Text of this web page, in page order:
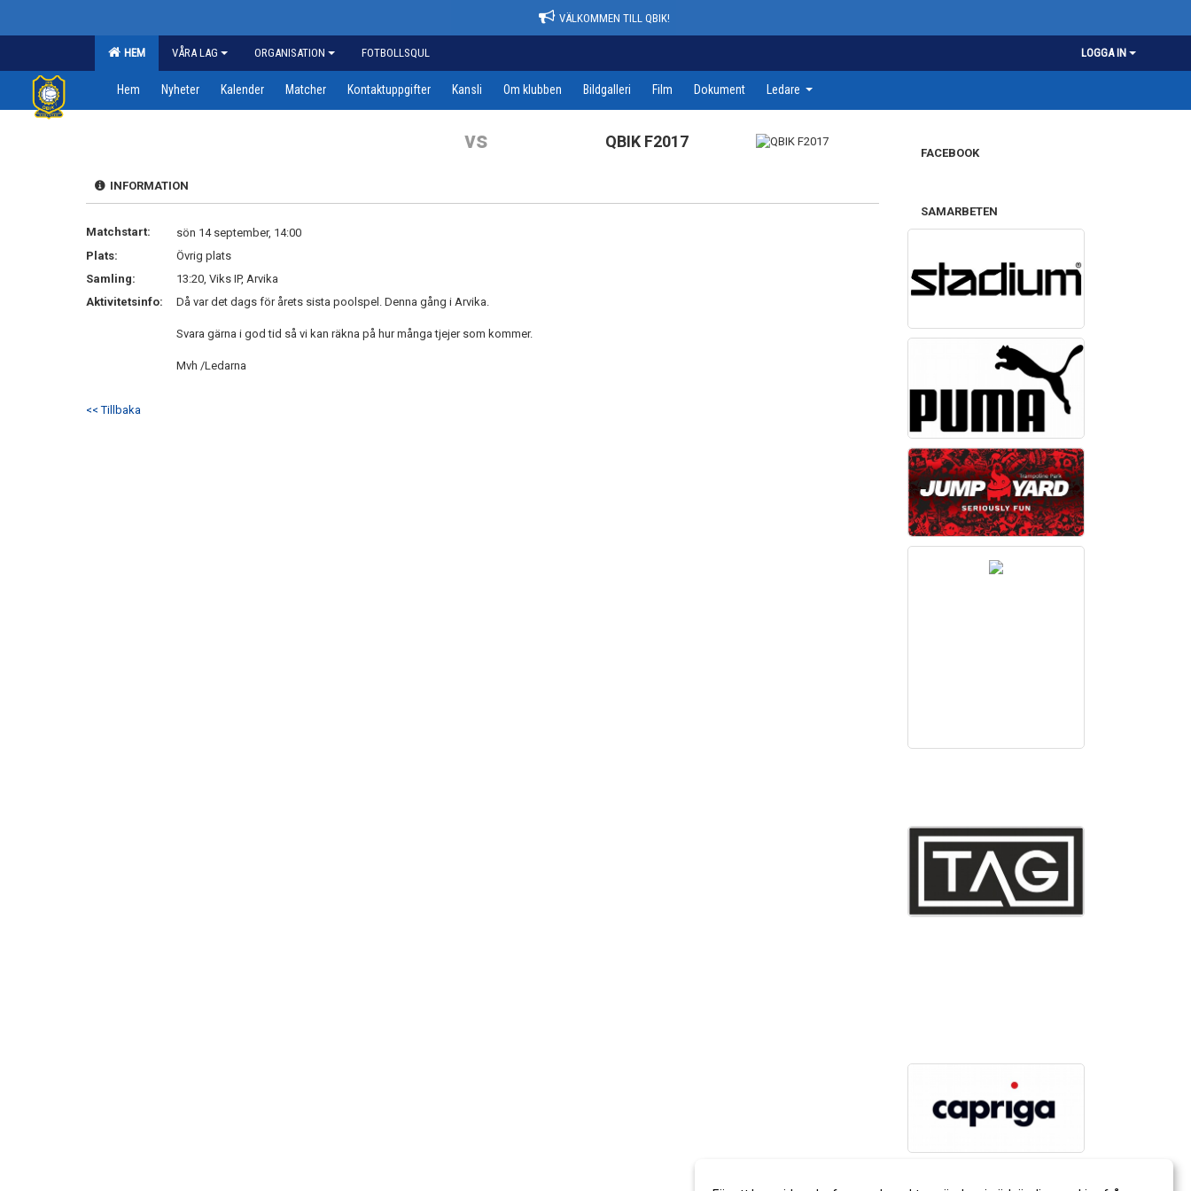
VÄLKOMMEN TILL QBIK!
HEM VÅRA LAG ORGANISATION FOTBOLLSQUL LOGGA IN
Hem Nyheter Kalender Matcher Kontaktuppgifter Kansli Om klubben Bildgalleri Film Dokument Ledare
vs QBIK F2017
INFORMATION
Matchstart:
sön 14 september, 14:00
Plats:
Övrig plats
Samling:
13:20, Viks IP, Arvika
Aktivitetsinfo:
Då var det dags för årets sista poolspel. Denna gång i Arvika.
Svara gärna i god tid så vi kan räkna på hur många tjejer som kommer.
Mvh /Ledarna
<< Tillbaka
FACEBOOK
SAMARBETEN